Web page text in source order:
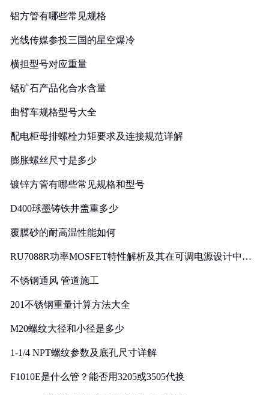
铝方管有哪些常见规格
光线传媒参投三国的星空爆冷
横担型号对应重量
锰矿石产品化合水含量
曲臂车规格型号大全
配电柜母排螺栓力矩要求及连接规范详解
膨胀螺丝尺寸是多少
镀锌方管有哪些常见规格和型号
D400球墨铸铁井盖重多少
覆膜砂的耐高温性能如何
RU7088R功率MOSFET特性解析及其在可调电源设计中的
不锈钢通风 管道施工
201不锈钢重量计算方法大全
M20螺纹大径和小径是多少
1-1/4 NPT螺纹参数及底孔尺寸详解
F1010E是什么管？能否用3205或3505代换